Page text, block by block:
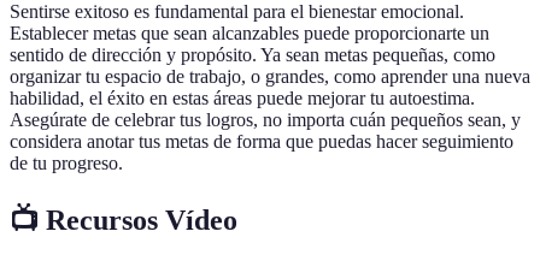
Sentirse exitoso es fundamental para el bienestar emocional.
Establecer metas que sean alcanzables puede proporcionarte un
sentido de dirección y propósito. Ya sean metas pequeñas, como
organizar tu espacio de trabajo, o grandes, como aprender una nueva
habilidad, el éxito en estas áreas puede mejorar tu autoestima.
Asegúrate de celebrar tus logros, no importa cuán pequeños sean, y
considera anotar tus metas de forma que puedas hacer seguimiento
de tu progreso.
📺 Recursos Vídeo